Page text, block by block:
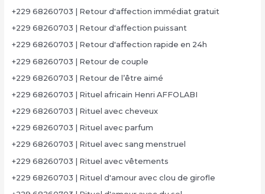
+229 68260703 | Retour d'affection immédiat gratuit
+229 68260703 | Retour d'affection puissant
+229 68260703 | Retour d'affection rapide en 24h
+229 68260703 | Retour de couple
+229 68260703 | Retour de l’être aimé
+229 68260703 | Rituel africain Henri AFFOLABI
+229 68260703 | Rituel avec cheveux
+229 68260703 | Rituel avec parfum
+229 68260703 | Rituel avec sang menstruel
+229 68260703 | Rituel avec vêtements
+229 68260703 | Rituel d'amour avec clou de girofle